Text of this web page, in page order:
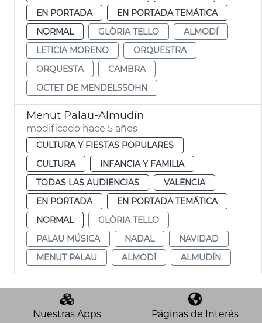
EN PORTADA
EN PORTADA TEMÁTICA
NORMAL
GLÒRIA TELLO
ALMODÍ
LETICIA MORENO
ORQUESTRA
ORQUESTA
CAMBRA
OCTET DE MENDELSSOHN
Menut Palau-Almudín
modificado hace 5 años
CULTURA Y FIESTAS POPULARES
CULTURA
INFANCIA Y FAMILIA
TODAS LAS AUDIENCIAS
VALENCIA
EN PORTADA
EN PORTADA TEMÁTICA
NORMAL
GLÒRIA TELLO
PALAU MÚSICA
NADAL
NAVIDAD
MENUT PALAU
ALMODÍ ALMUDÍN
Nuestras Apps Páginas de Interés